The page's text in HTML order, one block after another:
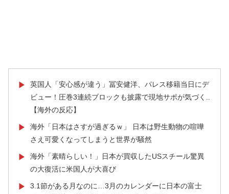
▶
英国人「安心感が違う」冨安健洋、パレス移籍当日にデ
ビュー！圧巻3連続ブロックも披露で現地サポが気づく..
【海外の反応】
▶
海外「日本はさすが過ぎるｗ」 日本は野生動物の喧嘩
さえ可愛くなってしまうと世界が騒然
▶
海外「素晴らしい！」日本が買収したUSスチール驚異
の大復活に米国人が大喜び
▶
3.1節がある月なのに…3月のカレンダーに日本の富士